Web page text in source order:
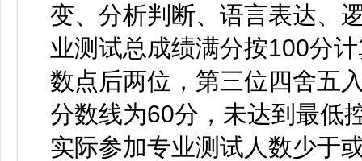
变、分析判断、语言表达、
业测试总成绩满分按100分
数点后两位，第三位四舍五
分数线为60分，未达到最低
实际参加专业测试人数少于